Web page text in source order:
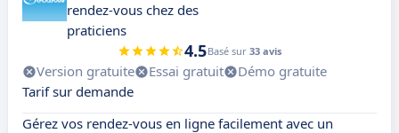
rendez-vous chez des
praticiens
4.5Basé sur 33 avis
Version gratuite Essai gratuit
Démo gratuite
Tarif sur demande
Gérez vos rendez-vous en ligne facilement avec un